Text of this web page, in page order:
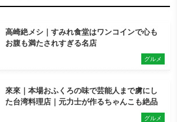
高崎絶メシ｜すみれ食堂はワンコインで心も
お腹も満たされすぎる名店
グルメ
來來｜本場おふくろの味で芸能人まで虜にし
た台湾料理店｜元力士が作るちゃんこも絶品
グルメ